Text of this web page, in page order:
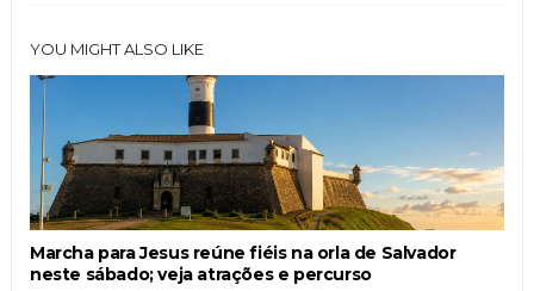
YOU MIGHT ALSO LIKE
Marcha para Jesus reúne fiéis na orla de Salvador
neste sábado; veja atrações e percurso